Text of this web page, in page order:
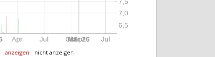
anzeigen nicht anzeigen